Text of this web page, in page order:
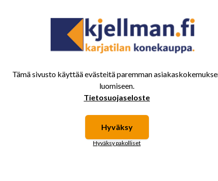
tuotteet.
Tämä sivusto käyttää evästeitä paremman
luomiseen.
Tietosuojaseloste
Hyväksy
Hyväksy pakolliset